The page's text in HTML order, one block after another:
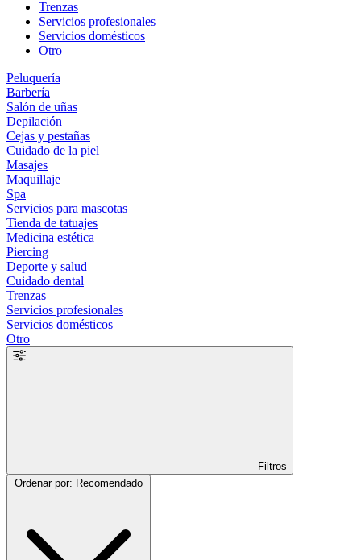
Trenzas
Servicios profesionales
Servicios domésticos
Otro
Peluquería
Barbería
Salón de uñas
Depilación
Cejas y pestañas
Cuidado de la piel
Masajes
Maquillaje
Spa
Servicios para mascotas
Tienda de tatuajes
Medicina estética
Piercing
Deporte y salud
Cuidado dental
Trenzas
Servicios profesionales
Servicios domésticos
Otro
Filtros